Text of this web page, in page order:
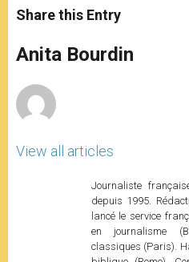
t
s
p
p
s
e
g
e
e
b
o
k
r
Share this Entry
Anita Bourdin
View all articles
Journaliste
depuis 1995.
lancé le service
en journalisme
classiques (Paris).